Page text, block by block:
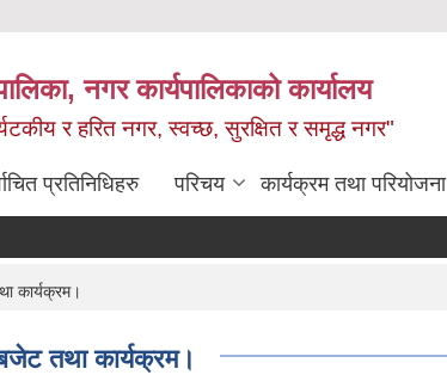
नगर कार्यपालिकाको कार्यालय
र हरित नगर, स्वच्छ, सुरक्षित र समृद्ध नगर"
प्रतिनिधिहरु परिचय कार्यक्रम तथा परियोजना
कार्यक्रम।
तथा कार्यक्रम।